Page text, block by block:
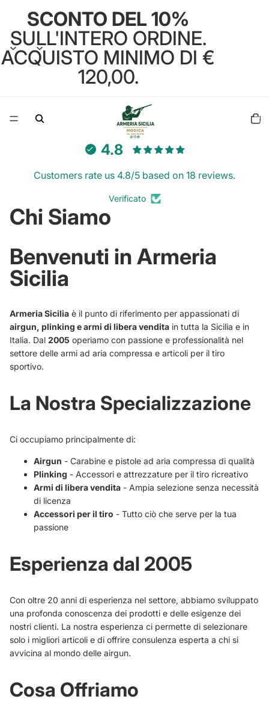
SCONTO DEL 10%
SULL'INTERO ORDINE.
ACQUISTO MINIMO DI €
120,00.
items
in
4.8
Customers rate us 4.8/5 based on 18 reviews.
Verificato
Chi Siamo
Benvenuti in Armeria
Sicilia
Armeria Sicilia è il punto di riferimento per appassionati di
airgun, plinking e armi di libera vendita in tutta la Sicilia e in
Italia. Dal 2005 operiamo con passione e professionalità nel
settore delle armi ad aria compressa e articoli per il tiro
sportivo.
La Nostra Specializzazione
Ci occupiamo principalmente di:
Airgun - Carabine e pistole ad aria compressa di qualità
Plinking - Accessori e attrezzature per il tiro ricreativo
Armi di libera vendita - Ampia selezione senza necessità
di licenza
Accessori per il tiro - Tutto ciò che serve per la tua
passione
Esperienza dal 2005
Con oltre 20 anni di esperienza nel settore, abbiamo sviluppato
una profonda conoscenza dei prodotti e delle esigenze dei
nostri clienti. La nostra esperienza ci permette di selezionare
solo i migliori articoli e di offrire consulenza esperta a chi si
avvicina al mondo delle airgun.
Cosa Offriamo